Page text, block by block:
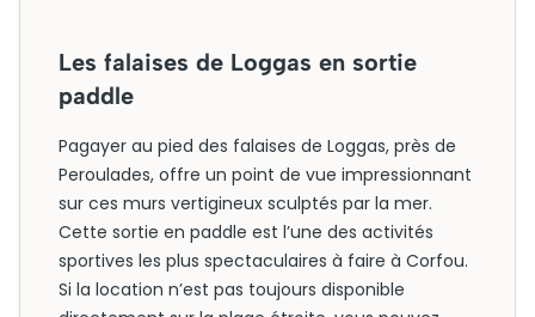
Les falaises de Loggas en sortie
paddle
Pagayer au pied des falaises de Loggas, près de
Peroulades, offre un point de vue impressionnant
sur ces murs vertigineux sculptés par la mer.
Cette sortie en paddle est l’une des activités
sportives les plus spectaculaires à faire à Corfou.
Si la location n’est pas toujours disponible